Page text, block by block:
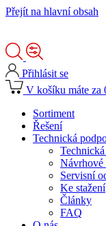
Přejít na hlavní obsah
Přihlásit se
V košíku máte za
Sortiment
Řešení
Technická
Návrhové
Servisní
Ke stažení
Články
FAQ